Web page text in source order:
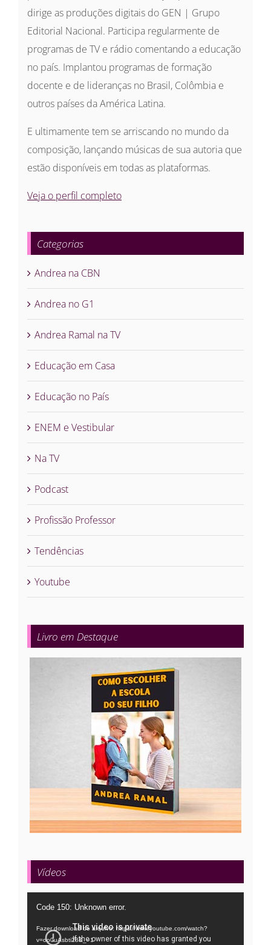
dirige as produções digitais do GEN | Grupo
Editorial Nacional. Participa regularmente de
programas de TV e rádio comentando a educação
no país. Implantou programas de formação
docente e de lideranças no Brasil, Colômbia e
outros países da América Latina.
E ultimamente tem se arriscando no mundo da
composição, lançando músicas de sua autoria que
estão disponíveis em todas as plataformas.
Veja o perfil completo
Categorias
Andrea na CBN
Andrea no G1
Andrea Ramal na TV
Educação em Casa
Educação no País
ENEM e Vestibular
Na TV
Podcast
Profissão Professor
Tendências
Youtube
Livro em Destaque
Vídeos
Tocador
vídeo
Code 150: Unknown error.
Fazer download do arquivo: https://www.youtube.com/watch?
v=oo0uAsbti28&_=1